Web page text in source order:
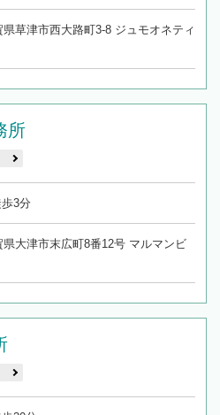
草津市西大路町3-8 ジュモオネティ
所
3分
県大津市末広町8番12号 マルマンビ